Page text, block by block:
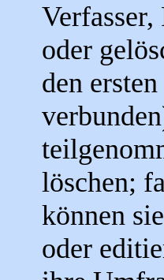
oder
den
löschen;
können
oder